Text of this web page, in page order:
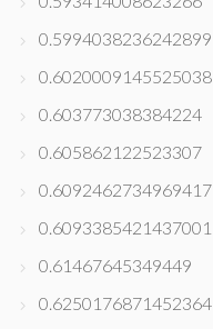
0.5994038236242899
0.6020009145525038
0.603773038384224
0.605862122523307
0.6092462734969417
0.6093385421437001
0.61467645349449
0.6250176871452364